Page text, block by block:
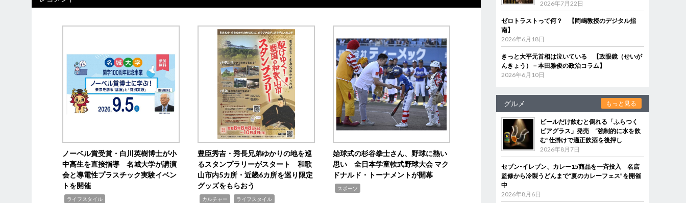
ノーベル賞受賞・白川英樹博士が小
中高生を直接指導 名城大学が講演
会と導電性プラスチック実験イベン
トを開催
ライフスタイル
豊臣秀吉・秀長兄弟ゆかりの地を巡
るスタンプラリーがスタート 和歌
山市内5カ所・近畿6カ所を巡り限定
グッズをもらおう
カルチャー ライフスタイル
始球式の杉谷拳士さん、野球に熱い
思い 全日本学童軟式野球大会 マク
ドナルド・トーナメントが開幕
スポーツ
2026年7月22日
ゼロトラストって何？ 【岡嶋教授のデジタル指
南】
2026年6月18日
きっと大平元首相は泣いている 【政眼鏡（せいが
んきょう）－本田雅俊の政治コラム】
2026年6月10日
グルメ もっと見る
ビールだけ飲むと倒れる「ふらつく
ビアグラス」発売 “強制的に水を飲
む”仕掛けで適正飲酒を後押し
2026年8月7日
セブン‐イレブン、カレー15商品を一斉投入 名店
監修から冷製うどんまで“夏のカレーフェス”を開催
中
2026年8月6日